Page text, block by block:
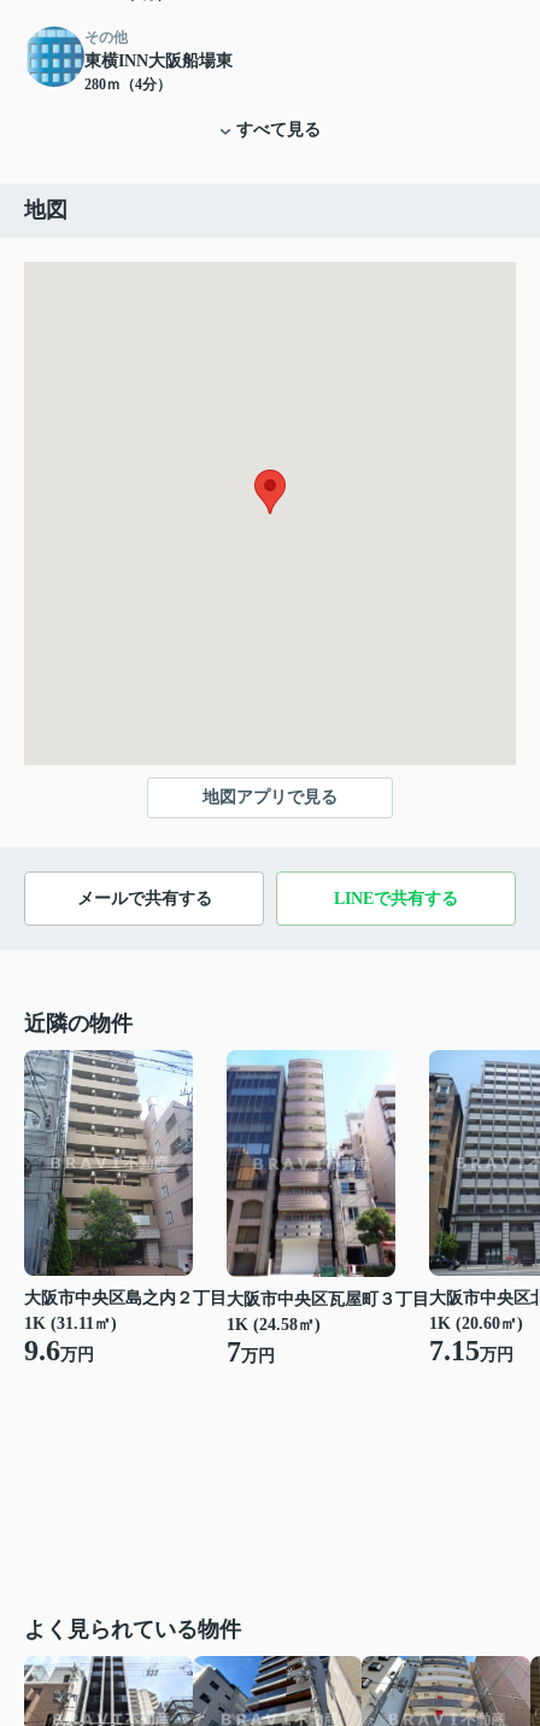
その他
東横INN大阪船場東
280ｍ（4分）
すべて見る
地図
地図アプリで見る
メールで共有する LINEで共有する
近隣の物件
大阪市中央区島之内２丁目
1K (31.11㎡)
9.6万円
大阪市中央区瓦屋町３丁目
1K (24.58㎡)
7万円
大阪市中央区
1K (20.60㎡)
7.15万円
よく見られている物件